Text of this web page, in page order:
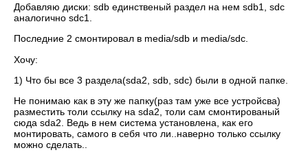
Добавляю диски: sdb единственый раздел на нем sdb1, sdc
аналогично sdc1.
Последние 2 смонтировал в media/sdb и media/sdc.
Хочу:
1) Что бы все 3 раздела(sda2, sdb, sdc) были в одной папке.
Не понимаю как в эту же папку(раз там уже все устройсва)
разместить толи ссылку на sda2, толи сам смонтированый
сюда sda2. Ведь в нем система установлена, как его
монтировать, самого в себя что ли..наверно только ссылку
можно сделать..